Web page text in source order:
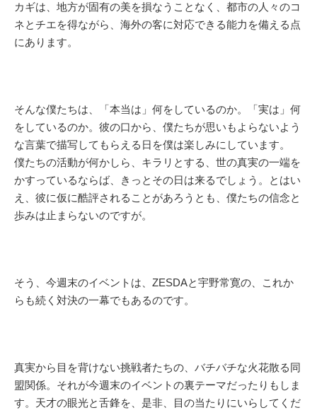
カギは、地方が固有の美を損なうことなく、都市の人々のコ
ネとチエを得ながら、海外の客に対応できる能力を備える点
にあります。
そんな僕たちは、「本当は」何をしているのか。「実は」何
をしているのか。彼の口から、僕たちが思いもよらないよう
な言葉で描写してもらえる日を僕は楽しみにしています。
僕たちの活動が何かしら、キラリとする、世の真実の一端を
かすっているならば、きっとその日は来るでしょう。とはい
え、彼に仮に酷評されることがあろうとも、僕たちの信念と
歩みは止まらないのですが。
そう、今週末のイベントは、ZESDAと宇野常寛の、これか
らも続く対決の一幕でもあるのです。
真実から目を背けない挑戦者たちの、バチバチな火花散る同
盟関係。それが今週末のイベントの裏テーマだったりもしま
す。天才の眼光と舌鋒を、是非、目の当たりにいらしてくだ